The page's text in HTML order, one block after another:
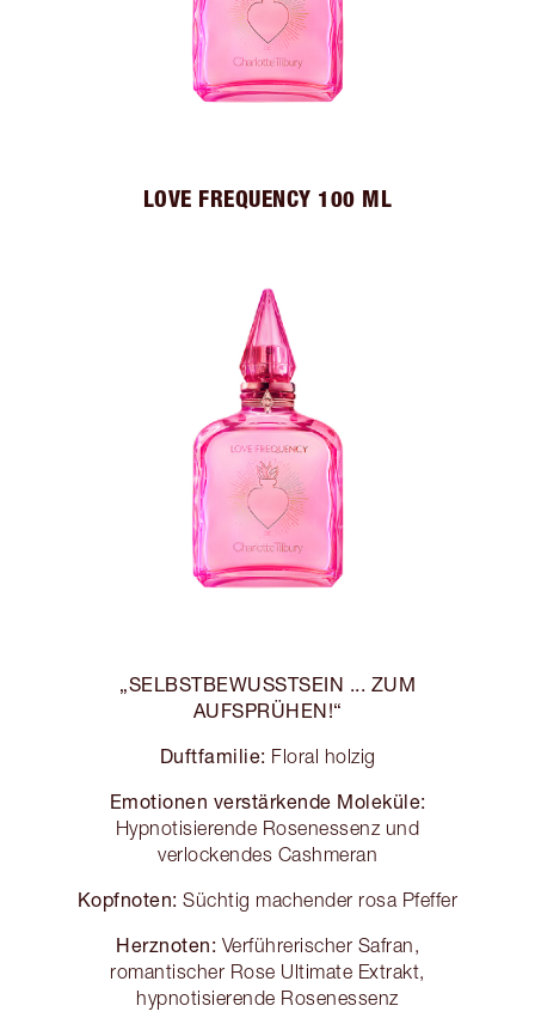
LOVE FREQUENCY 100 ML
„SELBSTBEWUSSTSEIN ... ZUM
AUFSPRÜHEN!“
Duftfamilie: Floral holzig
Emotionen verstärkende Moleküle:
Hypnotisierende Rosenessenz und
verlockendes Cashmeran
Kopfnoten: Süchtig machender rosa Pfeffer
Herznoten: Verführerischer Safran,
romantischer Rose Ultimate Extrakt,
hypnotisierende Rosenessenz